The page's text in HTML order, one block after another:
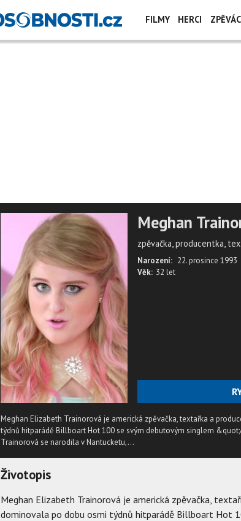
FILMY HERCI
Meghan
zpěvačka, producentka,
Narození: 22. prosince 1993
Věk: 32 let
Meghan Elizabeth Trainorová je americká zpěvačka, textařka a
týdnů hitparádě Billboart Hot 100 se svým debutovým singlem
Trainorová se narodila v Nantucketu,...
Životopis
Meghan Elizabeth Trainorová je americká zpěvačka,
dominovala po dobu osmi týdnů hitparádě Billboart Hot